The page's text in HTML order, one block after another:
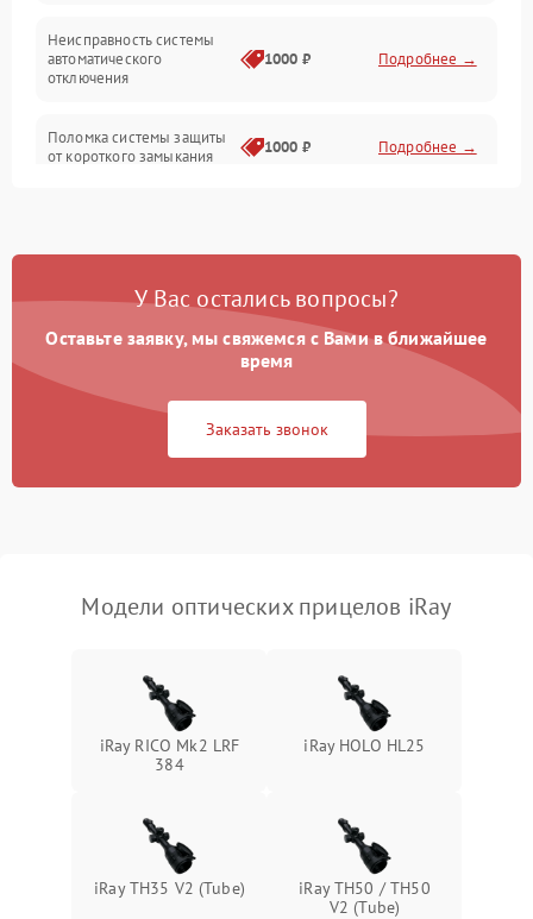
Механика
Корпус/Герметичность
Неисправность системы
автоматического
отключения
1000 ₽ Подробнее →
Поломка системы защиты
от короткого замыкания
1000 ₽ Подробнее →
Неисправность системы
перенапряжения
1000 ₽ Подробнее →
Неисправность системы
защиты от замыкания
1000 ₽
защиты от перегрева
У Вас остались вопросы?
Оставьте заявку, мы свяжемся с Вами в ближайшее
время
Заказать звонок
Модели оптических прицелов iRay
iRay RICO Mk2 LRF
384
iRay HOLO HL25
iRay TH35 V2 (Tube)
iRay TH50 / TH50
V2 (Tube)